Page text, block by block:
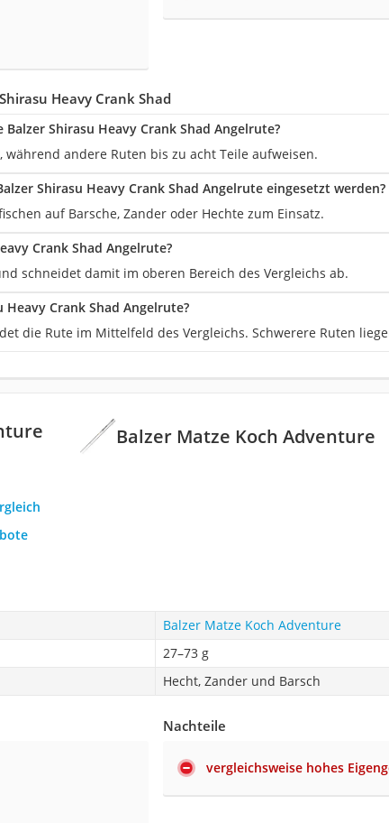
Heavy Crank Shad
Shirasu Heavy Crank Shad Angelrute?
andere Ruten bis zu acht Teile aufweisen.
Shirasu Heavy Crank Shad Angelrute eingesetzt werden?
auf Barsche, Zander oder Hechte zum Einsatz.
Crank Shad Angelrute?
schneidet damit im oberen Bereich des Vergleichs ab.
Crank Shad Angelrute?
die Rute im Mittelfeld des Vergleichs. Schwerere Ruten
Balzer Matze Koch Adventure
Balzer Matze Koch Adventure
27–73 g
Hecht, Zander und Barsch
Nachteile
vergleichsweise hohes